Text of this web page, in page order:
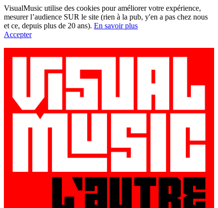
VisualMusic utilise des cookies pour améliorer votre expérience,
mesurer l’audience SUR le site (rien à la pub, y'en a pas chez nous
et ce, depuis plus de 20 ans). En savoir plus
Accepter